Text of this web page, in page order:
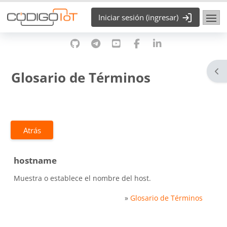
Saltar al contenido principal
Iniciar sesión (ingresar)
Glosario de Términos
Atrás
hostname
Muestra o establece el nombre del host.
» Glosario de Términos